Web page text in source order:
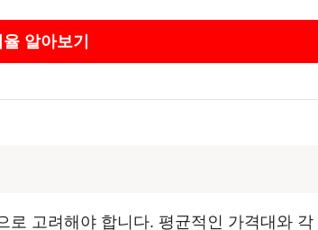
알아보기
고려해야 합니다. 평균적인 가격대와